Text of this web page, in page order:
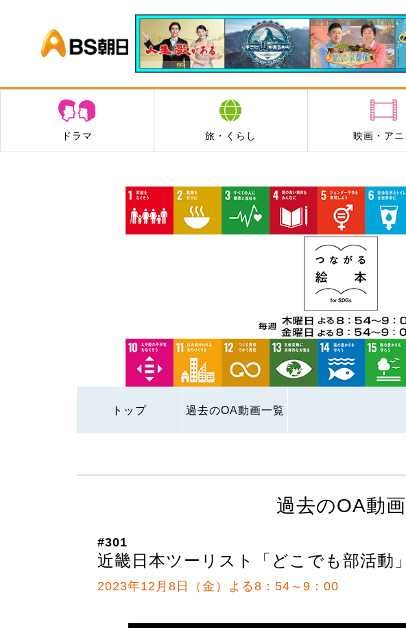
BS朝日
ドラマ 旅・くらし 映画・アニ
トップ 過去のOA動画一覧
過去のOA動画
#301
近畿日本ツーリスト「どこでも部活動」
2023年12月8日（金）よる8：54～9：00